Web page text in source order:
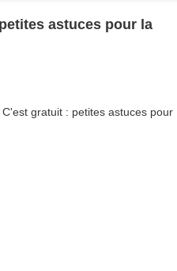
astuces pour la